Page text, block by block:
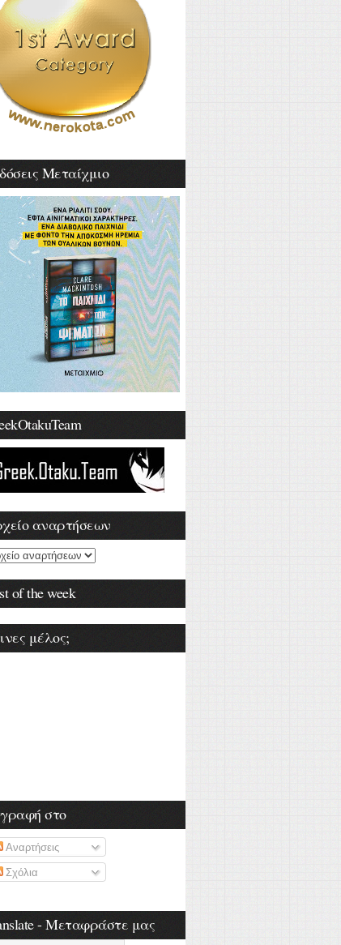
Μεταίχμιο
αναρτήσεων
of the week
μέλος;
στο
Αναρτήσεις
Σχόλια
- Μεταφράστε μας